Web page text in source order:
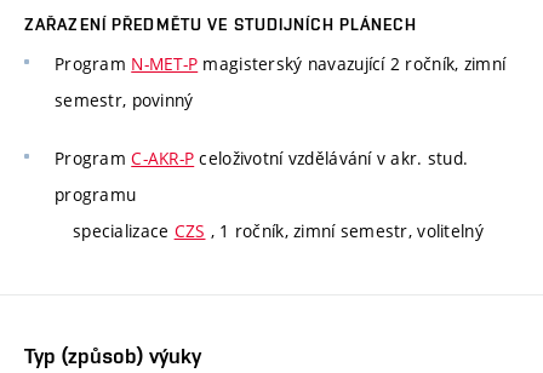
ZAŘAZENÍ PŘEDMĚTU VE STUDIJNÍCH PLÁNECH
Program N-MET-P magisterský navazující 2 ročník, zimní
semestr, povinný
ProgramC-AKR-P celoživotní vzdělávání v akr. stud.
programu
specializace CZS , 1 ročník, zimní semestr, volitelný
Typ (způsob) výuky